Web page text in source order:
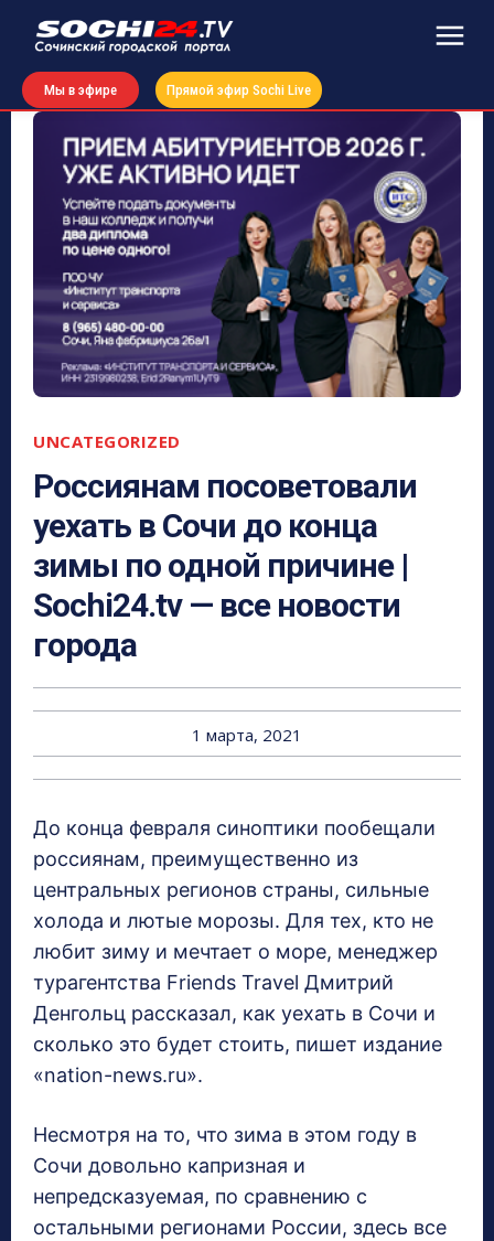
Мы в эфире Прямой эфир Sochi Live
UNCATEGORIZED
Россиянам посоветовали
уехать в Сочи до конца
зимы по одной причине |
Sochi24.tv — все новости
города
1 марта, 2021
До конца февраля синоптики пообещали
россиянам, преимущественно из
центральных регионов страны, сильные
холода и лютые морозы. Для тех, кто не
любит зиму и мечтает о море, менеджер
турагентства Friends Travel Дмитрий
Денгольц рассказал, как уехать в Сочи и
сколько это будет стоить, пишет издание
«nation-news.ru».
Несмотря на то, что зима в этом году в
Сочи довольно капризная и
непредсказуемая, по сравнению с
остальными регионами России, здесь все